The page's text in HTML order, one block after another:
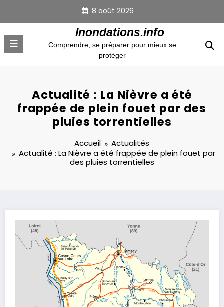
contenu
8 août 2026
Inondations.info
Comprendre, se préparer pour mieux se
protéger
Actualité : La Nièvre a été
frappée de plein fouet par des
pluies torrentielles
Accueil
Actualités
Actualité : La Nièvre a été frappée de plein fouet par
des pluies torrentielles